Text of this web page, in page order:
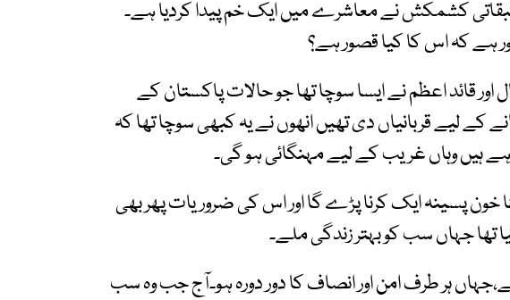
کشمکش نے معاشرے میں ایک خم پیدا کردیا ہے۔
ہے کہ اس کا کیا قصور ہے؟
اور قائد اعظم نے ایسا سوچا تھا جو حالات پاکستان کے
کے لیے قربانیاں دی تھیں انھوں نے یہ کبھی سوچا تھا کہ
ہیں وہاں غریب کے لیے مہنگائی ہو گی۔
خون پسینہ ایک کرنا پڑے گا اور اس کی ضروریات پھر بھی
تھا جہاں سب کو بہتر زندگی ملے۔
ہر طرف امن اور انصاف کا دور دورہ ہو۔آج جب وہ سب